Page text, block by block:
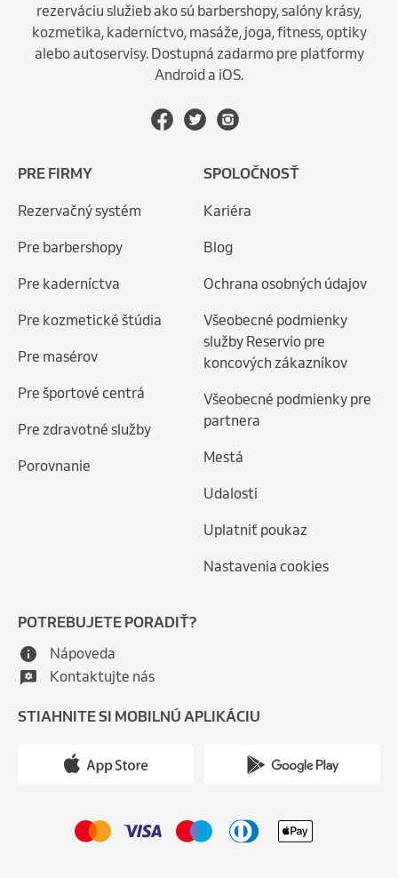
rezerváciu služieb ako sú barbershopy, salóny krásy,
kozmetika, kaderníctvo, masáže, joga, fitness, optiky
alebo autoservisy. Dostupná zadarmo pre platformy
Android a iOS.
PRE FIRMY
Rezervačný systém
Pre barbershopy
Pre kaderníctva
Pre kozmetické štúdia
Pre masérov
Pre športové centrá
Pre zdravotné služby
Porovnanie
SPOLOČNOSŤ
Kariéra
Blog
Ochrana osobných údajov
Všeobecné podmienky
služby Reservio pre
koncových zákazníkov
Všeobecné podmienky pre
partnera
Mestá
Udalosti
Uplatniť poukaz
Nastavenia cookies
POTREBUJETE PORADIŤ?
Nápoveda
Kontaktujte nás
STIAHNITE SI MOBILNÚ APLIKÁCIU